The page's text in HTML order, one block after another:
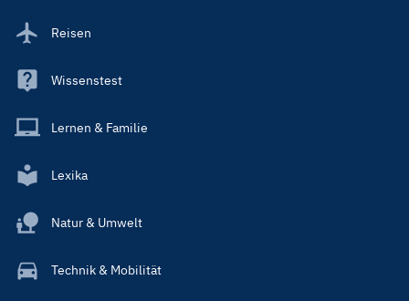
Reisen
Wissenstest
Lernen & Familie
Lexika
Natur & Umwelt
Technik & Mobilität